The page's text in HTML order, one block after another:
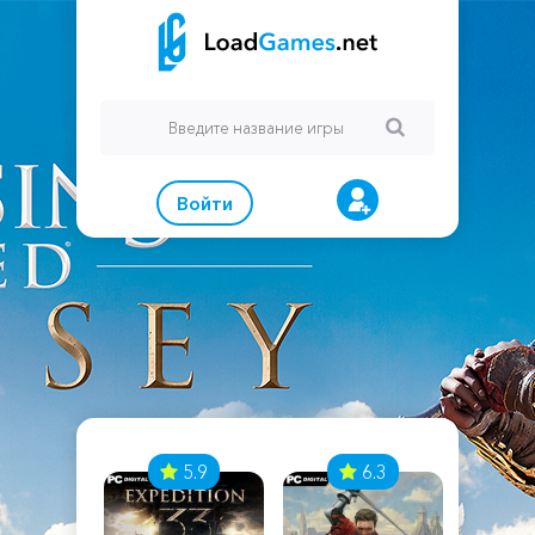
Войти
5.9 6.3